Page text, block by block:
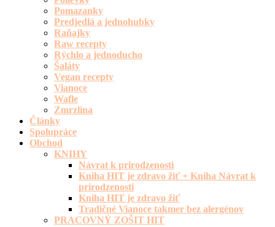
Pomazanky
Predjedlá a jednohubky
Raňajky
Raw recepty
Rýchlo a jednoducho
Šaláty
Vegan recepty
Vianoce
Wafle
Zmrzlina
Články
Spolupráce
Obchod
KNIHY
Návrat k prirodzenosti
Kniha HIT je zdravo žiť + Kniha Návrat k
prirodzenosti
Kniha HIT je zdravo žiť
Tradičné Vianoce takmer bez alergénov
PRACOVNÝ ZOŠIT HIT